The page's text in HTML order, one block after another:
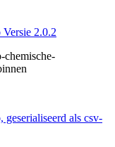
2.0.2
chemische-
geserialiseerd als csv-